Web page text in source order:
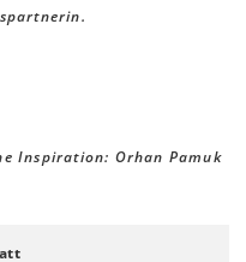
Inspiration: Orhan Pamuk